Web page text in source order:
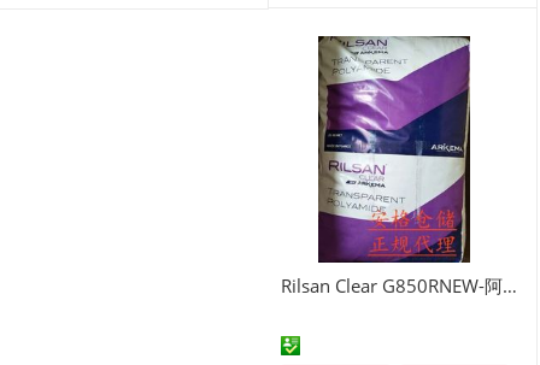
Rilsan Clear G850RNEW-阿科玛透明尼龙